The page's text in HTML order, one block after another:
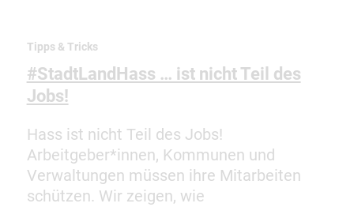
Tipps & Tricks
#StadtLandHass … ist nicht Teil des
Jobs!
Hass ist nicht Teil des Jobs!
Arbeitgeber*innen, Kommunen und
Verwaltungen müssen ihre Mitarbeiten
schützen. Wir zeigen, wie